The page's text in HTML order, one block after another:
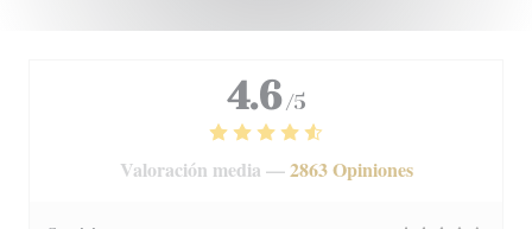
4.6 /5
Valoración media —2863 Opiniones